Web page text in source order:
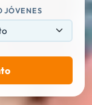
JÓVENES